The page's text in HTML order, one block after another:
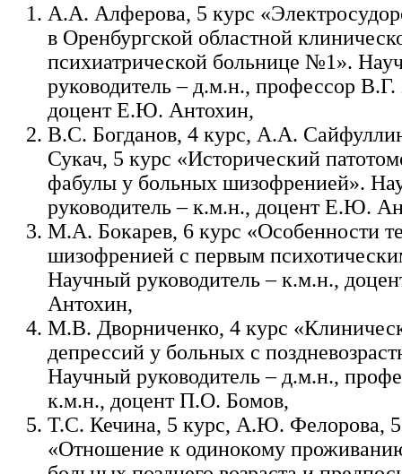
А.А. Алферова, 5 курс
в Оренбургской областной
психиатрической больнице №1».
руководитель – д.м.н., профессор В.Г.
доцент Е.Ю. Антохин,
В.С. Богданов, 4 курс, А.А.
Сукач, 5 курс «Исторический
фабулы у больных шизофренией».
руководитель – к.м.н., доцент Е.Ю.
М.А. Бокарев, 6 курс «Особенности
шизофренией с первым
Научный руководитель – к.м.н.,
Антохин,
М.В. Дворниченко, 4 курс
депрессий у больных с
Научный руководитель – д.м.н.,
к.м.н., доцент П.О. Бомов,
Т.С. Кечина, 5 курс, А.Ю. Фелорова,
«Отношение к одинокому